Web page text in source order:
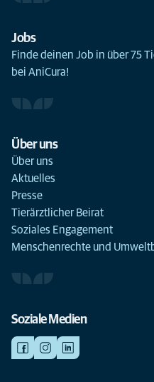
Jobs
Finde deinen Job in über 75
bei AniCura!
Über uns
Über uns
Aktuelles
Presse
Tierärztlicher Beirat
Soziales Engagement
Menschenrechte und
Soziale Medien